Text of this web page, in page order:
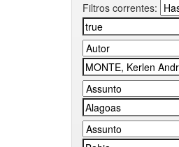
Filtros correntes: